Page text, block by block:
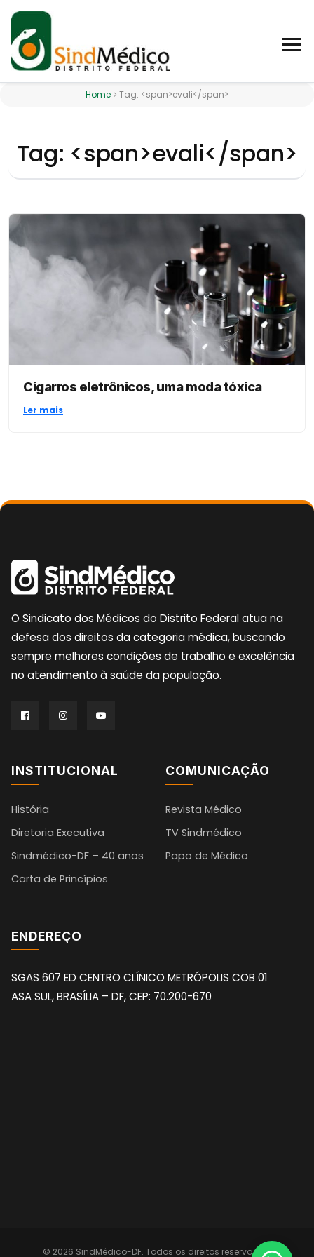
Home Tag: <span>evali</span>
Tag: <span>evali</span>
Cigarros eletrônicos, uma moda tóxica
Ler mais
O Sindicato dos Médicos do Distrito Federal atua na
defesa dos direitos da categoria médica, buscando
sempre melhores condições de trabalho e excelência
no atendimento à saúde da população.
INSTITUCIONAL
História
Diretoria Executiva
Sindmédico-DF – 40 anos
Carta de Princípios
COMUNICAÇÃO
Revista Médico
TV Sindmédico
Papo de Médico
ENDEREÇO
SGAS 607 ED CENTRO CLÍNICO METRÓPOLIS COB 01
ASA SUL, BRASÍLIA – DF, CEP: 70.200-670
© 2026 SindMédico-DF. Todos os direitos reservados.